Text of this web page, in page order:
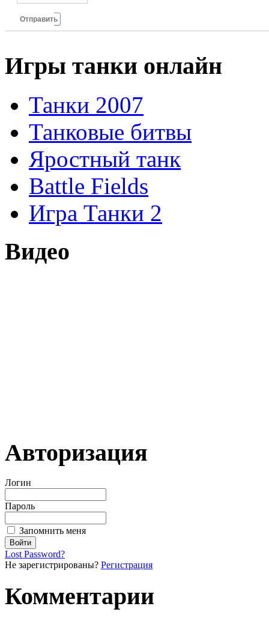
Отправить
Игры танки онлайн
Танки 2007
Танковые битвы
Яростный танк
Battle Fields
Игра Танки 2
Видео
Авторизация
Логин
Пароль
Запомнить меня
Lost Password?
Не зарегистрированы? Регистрация
Комментарии